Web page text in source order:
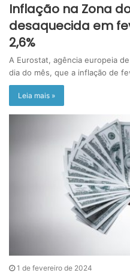
Inflação na Zona
desaquecida em
2,6%
A Eurostat, agência europeia
dia do mês, que a inflação de
Leia mais »
1 de fevereiro de 2024